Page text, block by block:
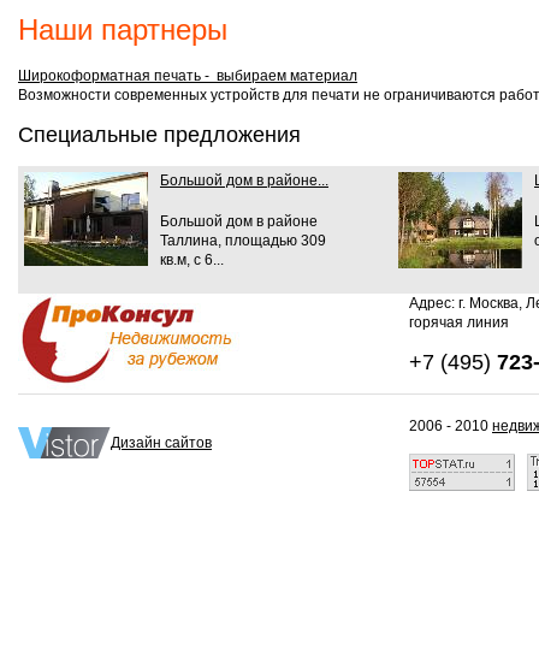
Наши партнеры
Широкоформатная печать - выбираем материал
Возможности современных устройств для печати не ограничиваются
Специальные предложения
Большой дом в районе...
Большой дом в районе
Таллина, площадью 309
кв.м, с 6...
Адрес: г. Москва,
горячая линия
+7 (495)
Дизайн сайтов
2006 - 2010